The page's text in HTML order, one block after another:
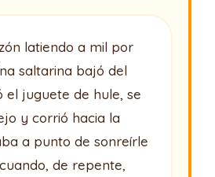
latiendo a mil por
saltarina bajó del
el juguete de hule, se
y corrió hacia la
a punto de sonreírle
de repente,